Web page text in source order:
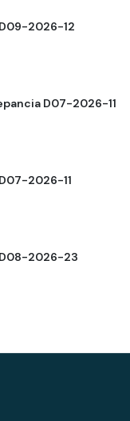
2026-12
D07-2026-11
2026-11
2026-23